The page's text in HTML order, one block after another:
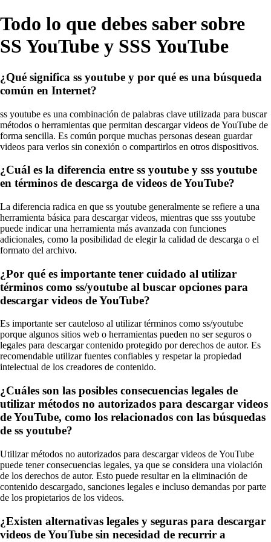
Todo lo que debes saber sobre
SS YouTube y SSS YouTube
¿Qué significa ss youtube y por qué es una búsqueda
común en Internet?
ss youtube es una combinación de palabras clave utilizada para buscar
métodos o herramientas que permitan descargar videos de YouTube de
forma sencilla. Es común porque muchas personas desean guardar
videos para verlos sin conexión o compartirlos en otros dispositivos.
¿Cuál es la diferencia entre ss youtube y sss youtube
en términos de descarga de videos de YouTube?
La diferencia radica en que ss youtube generalmente se refiere a una
herramienta básica para descargar videos, mientras que sss youtube
puede indicar una herramienta más avanzada con funciones
adicionales, como la posibilidad de elegir la calidad de descarga o el
formato del archivo.
¿Por qué es importante tener cuidado al utilizar
términos como ss/youtube al buscar opciones para
descargar videos de YouTube?
Es importante ser cauteloso al utilizar términos como ss/youtube
porque algunos sitios web o herramientas pueden no ser seguros o
legales para descargar contenido protegido por derechos de autor. Es
recomendable utilizar fuentes confiables y respetar la propiedad
intelectual de los creadores de contenido.
¿Cuáles son las posibles consecuencias legales de
utilizar métodos no autorizados para descargar videos
de YouTube, como los relacionados con las búsquedas
de ss youtube?
Utilizar métodos no autorizados para descargar videos de YouTube
puede tener consecuencias legales, ya que se considera una violación
de los derechos de autor. Esto puede resultar en la eliminación de
contenido descargado, sanciones legales e incluso demandas por parte
de los propietarios de los videos.
¿Existen alternativas legales y seguras para descargar
videos de YouTube sin necesidad de recurrir a